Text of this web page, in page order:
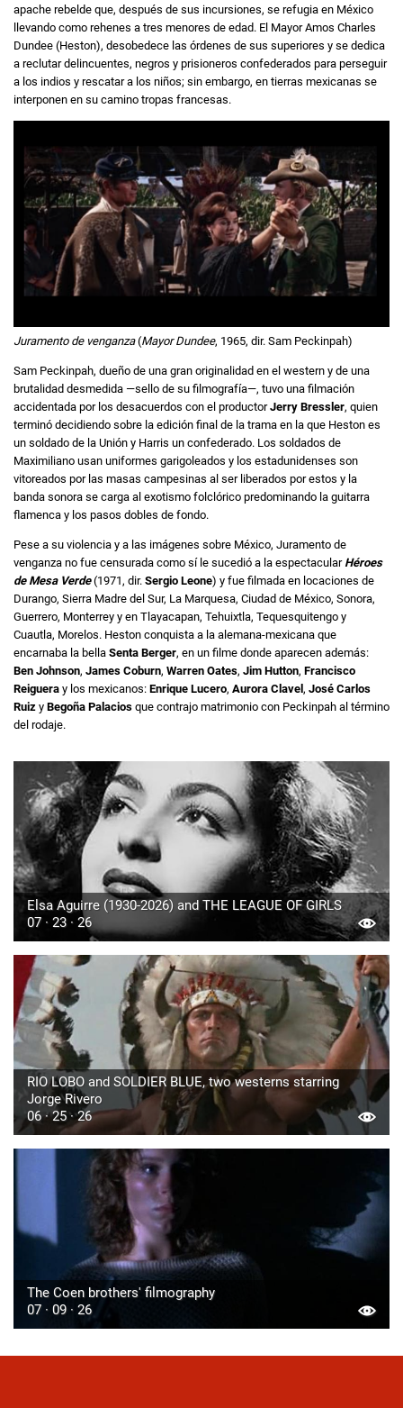
apache rebelde que, después de sus incursiones, se refugia en México
llevando como rehenes a tres menores de edad. El Mayor Amos Charles
Dundee (Heston), desobedece las órdenes de sus superiores y se dedica
a reclutar delincuentes, negros y prisioneros confederados para perseguir
a los indios y rescatar a los niños; sin embargo, en tierras mexicanas se
interponen en su camino tropas francesas.
Juramento de venganza(Mayor Dundee, 1965, dir. Sam Peckinpah)
Sam Peckinpah, dueño de una gran originalidad en el western y de una
brutalidad desmedida —sello de su filmografía—, tuvo una filmación
accidentada por los desacuerdos con el productorJerry Bressler, quien
terminó decidiendo sobre la edición final de la trama en la que Heston es
un soldado de la Unión y Harris un confederado. Los soldados de
Maximiliano usan uniformes garigoleados y los estadunidenses son
vitoreados por las masas campesinas al ser liberados por estos y la
banda sonora se carga al exotismo folclórico predominando la guitarra
flamenca y los pasos dobles de fondo.
Pese a su violencia y a las imágenes sobre México, Juramento de
venganza no fue censurada como sí le sucedió a la espectacularHéroes
de Mesa Verde(1971, dir. Sergio Leone) y fue filmada en locaciones de
Durango, Sierra Madre del Sur, La Marquesa, Ciudad de México, Sonora,
Guerrero, Monterrey y en Tlayacapan, Tehuixtla, Tequesquitengo y
Cuautla, Morelos. Heston conquista a la alemana-mexicana que
encarnaba la bella Senta Berger, en un filme donde aparecen además:
Ben Johnson, James Coburn, Warren Oates, Jim Hutton, Francisco
Reiguera y los mexicanos: Enrique Lucero, Aurora Clavel , José Carlos
Ruiz y Begoña Palacios que contrajo matrimonio con Peckinpah al término
del rodaje.
Elsa Aguirre (1930-2026) and THE LEAGUE OF GIRLS
07 · 23 · 26
RIO LOBO and SOLDIER BLUE, two westerns starring
Jorge Rivero
06 · 25 · 26
The Coen brothers' filmography
07 · 09 · 26